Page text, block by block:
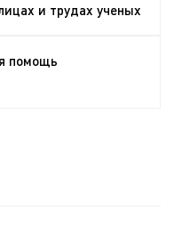
и трудах ученых
помощь